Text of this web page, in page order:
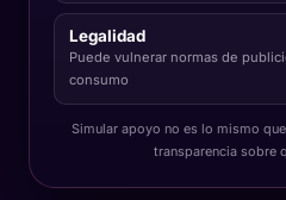
Legalidad
Puede vulnerar normas de
consumo
Simular apoyo no es lo mismo
transparencia sobre